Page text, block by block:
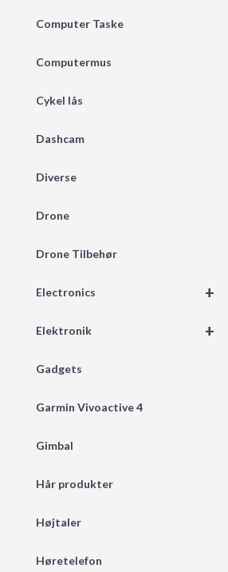
Computer Taske
Computermus
Cykel lås
Dashcam
Diverse
Drone
Drone Tilbehør
+
Electronics
+
Elektronik
Gadgets
Garmin Vivoactive 4
Gimbal
Hår produkter
Højtaler
Høretelefon